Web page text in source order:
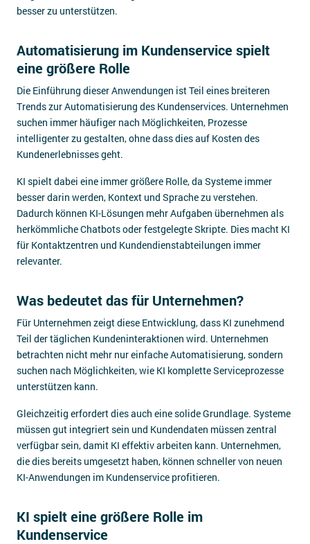
besser zu unterstützen.
Automatisierung im Kundenservice spielt
eine größere Rolle
Die Einführung dieser Anwendungen ist Teil eines breiteren
Trends zur Automatisierung des Kundenservices. Unternehmen
suchen immer häufiger nach Möglichkeiten, Prozesse
intelligenter zu gestalten, ohne dass dies auf Kosten des
Kundenerlebnisses geht.
KI spielt dabei eine immer größere Rolle, da Systeme immer
besser darin werden, Kontext und Sprache zu verstehen.
Dadurch können KI-Lösungen mehr Aufgaben übernehmen als
herkömmliche Chatbots oder festgelegte Skripte. Dies macht KI
für Kontaktzentren und Kundendienstabteilungen immer
relevanter.
Was bedeutet das für Unternehmen?
Für Unternehmen zeigt diese Entwicklung, dass KI zunehmend
Teil der täglichen Kundeninteraktionen wird. Unternehmen
betrachten nicht mehr nur einfache Automatisierung, sondern
suchen nach Möglichkeiten, wie KI komplette Serviceprozesse
unterstützen kann.
Gleichzeitig erfordert dies auch eine solide Grundlage. Systeme
müssen gut integriert sein und Kundendaten müssen zentral
verfügbar sein, damit KI effektiv arbeiten kann. Unternehmen,
die dies bereits umgesetzt haben, können schneller von neuen
KI-Anwendungen im Kundenservice profitieren.
KI spielt eine größere Rolle im
Kundenservice